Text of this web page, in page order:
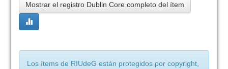
Mostrar el registro Dublin Core completo del ítem
Los ítems de RIUdeG están protegidos por copyright,